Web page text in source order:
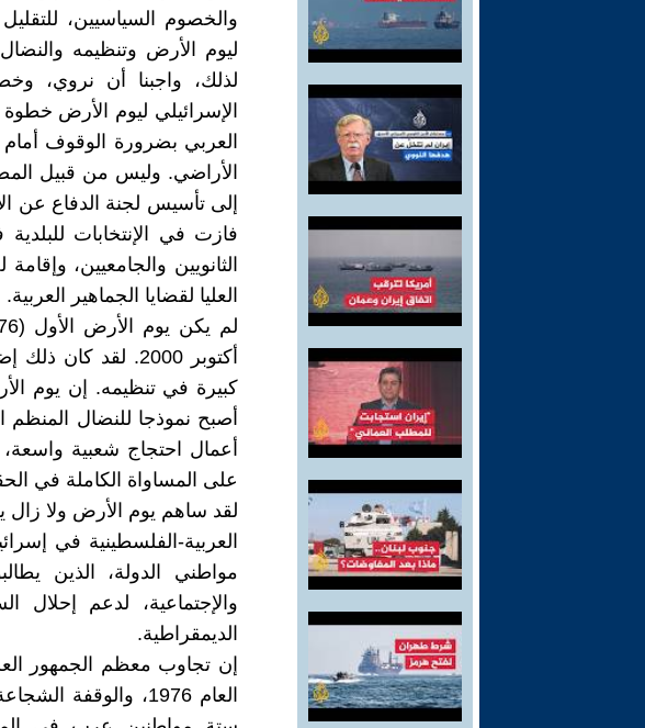
والخصوم السياسيين،
ليوم الأرض وتنظيمه
لذلك، واجبنا أن نروي،
الإسرائيلي ليوم الأرض
العربي بضرورة الوقوف
الأراضي. وليس من قبيل
إلى تأسيس لجنة الدفاع عن
الثانويين والجامعيين،
العليا لقضايا الجماهير العربية.
أكتوبر 2000. لقد
كبيرة في تنظيمه. إن يوم
أصبح نموذجا للنضال
أعمال احتجاج شعبية
على المساواة الكاملة في
لقد ساهم يوم الأرض ولا زال
العربية-الفلسطينية في
مواطني الدولة، الذين
والإجتماعية، لدعم إحلال
الديمقراطية.
إن تجاوب معظم الجمهور
العام 1976،